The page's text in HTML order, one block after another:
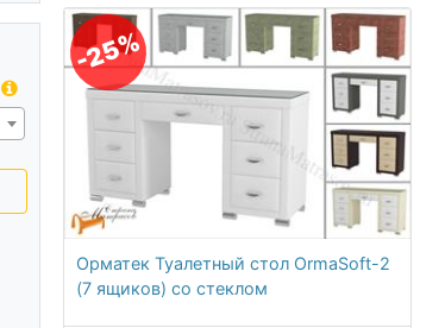
-25%
Орматек Туалетный стол OrmaSoft-2
(7 ящиков) со стеклом